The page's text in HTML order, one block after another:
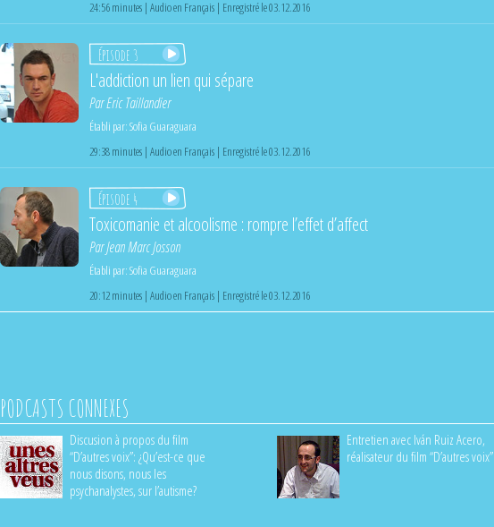
24:56 minutes | Audio en Français | Enregistré le 03.12.2016
Épisode 3
L'addiction un lien qui sépare
ParEric Taillandier
Établi par:Sofia Guaraguara
29:38 minutes | Audio en Français | Enregistré le 03.12.2016
Épisode 4
Toxicomanie et alcoolisme : rompre l’effet d’affect
ParJean Marc Josson
Établi par:Sofia Guaraguara
20:12 minutes | Audio en Français | Enregistré le 03.12.2016
PODCASTS CONNEXES
Discusion à propos du film
“D’autres voix”: ¿Qu’est-ce que
nous disons, nous les
psychanalystes, sur l’autisme?
Entretien avec Iván Ruiz Acero,
réalisateur du film “D’autres voix”